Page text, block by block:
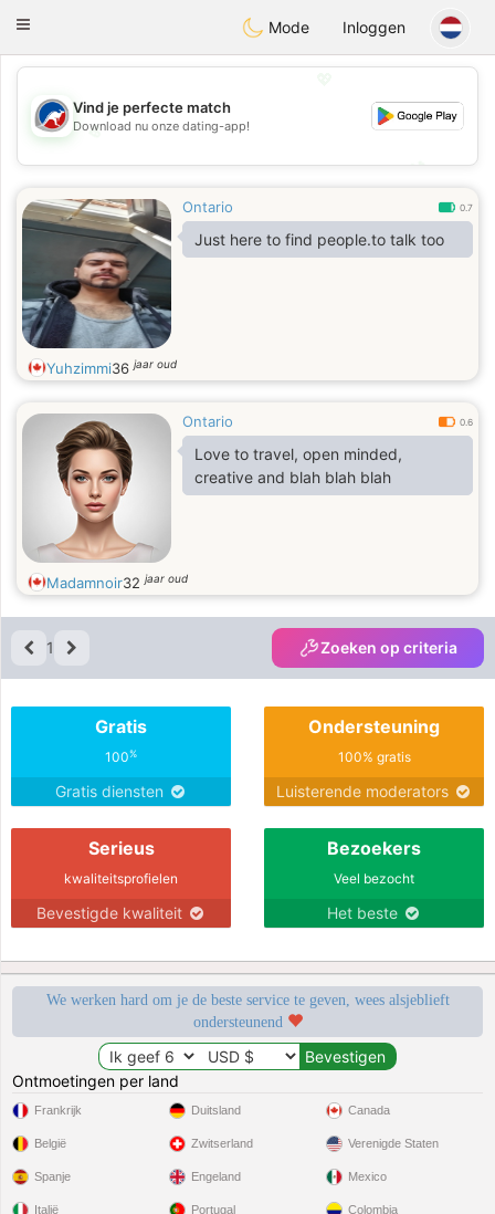
AustraliaChat
Toggle
Mode Inloggen
💖
💕
Vind je perfecte match
Download nu onze dating-app!
Ontario 0.7
Just here to find people.to talk too
Yuhzimmi36jaar oud
Ontario 0.6
Love to travel, open minded,
creative and blah blah blah
Madamnoir32jaar oud
1 Zoeken op criteria
Gratis
100%
Gratis diensten
Ondersteuning
100% gratis
Luisterende moderators
Serieus
kwaliteitsprofielen
Bevestigde kwaliteit
Bezoekers
Veel bezocht
Het beste
We werken hard om je de beste service te geven, wees alsjeblieft
ondersteunend
Ontmoetingen per land
Frankrijk
België
Spanje
Italië
Duitsland
Zwitserland
Engeland
Portugal
Canada
Verenigde Staten
Mexico
Colombia